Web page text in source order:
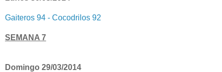
Gaiteros 94 - Cocodrilos 92
SEMANA 7
Domingo 29/03/2014